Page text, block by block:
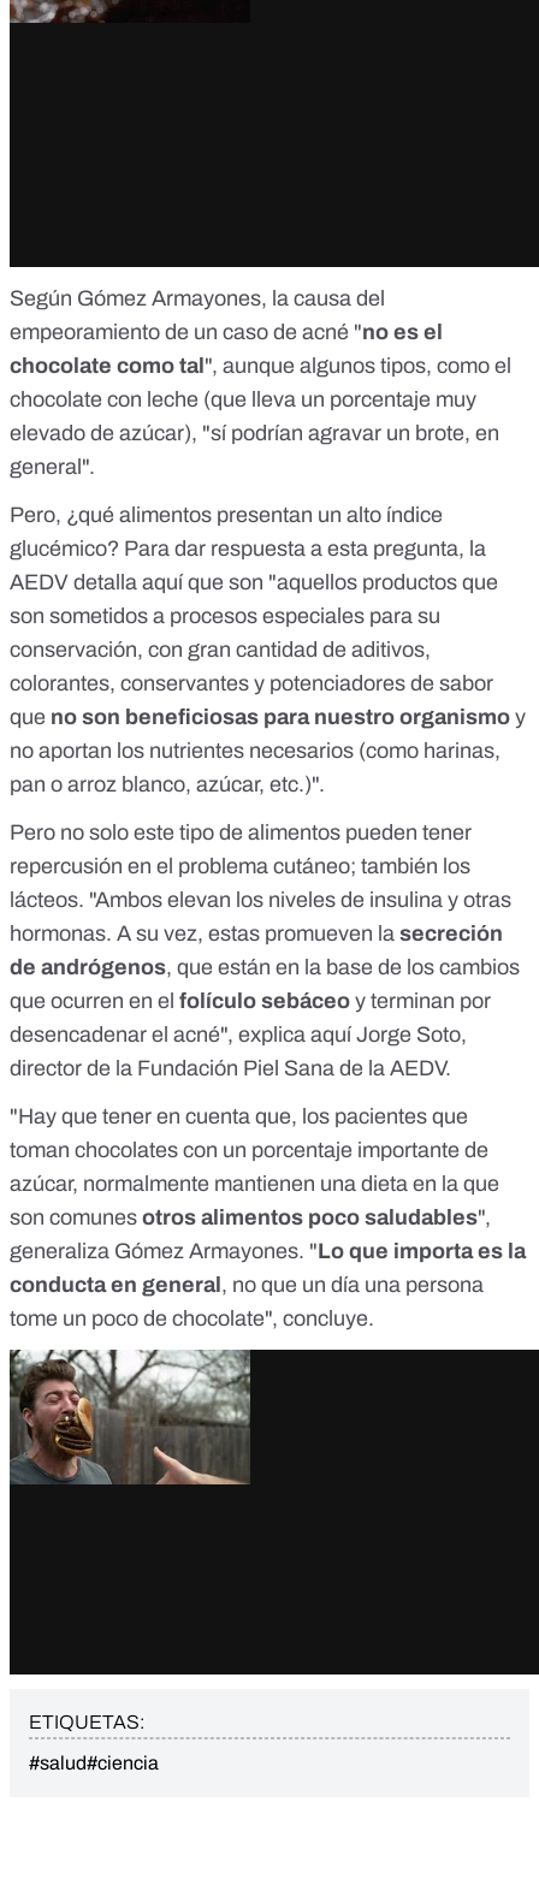
Según Gómez Armayones, la causa del
empeoramiento de un caso de acné "no es el
chocolate como tal ", aunque algunos tipos, como el
chocolate con leche (que lleva un porcentaje muy
elevado de azúcar), "sí podrían agravar un brote, en
general".
Pero, ¿qué alimentos presentan un alto índice
glucémico? Para dar respuesta a esta pregunta, la
AEDV detalla aquíque son "aquellos productos que
son sometidos a procesos especiales para su
conservación, con gran cantidad de aditivos,
colorantes, conservantes y potenciadores de sabor
que no son beneficiosas para nuestro organismo y
no aportan los nutrientes necesarios (como harinas,
pan o arroz blanco, azúcar, etc.)".
Pero no solo este tipo de alimentos pueden tener
repercusión en el problema cutáneo; también los
lácteos. "Ambos elevan los niveles de insulina y otras
hormonas. A su vez, estas promueven la secreción
de andrógenos, que están en la base de los cambios
que ocurren en el folículo sebáceo y terminan por
desencadenar el acné", explica aquíJorge Soto,
director de la Fundación Piel Sana de la AEDV.
"Hay que tener en cuenta que, los pacientes que
toman chocolates con un porcentaje importante de
azúcar, normalmente mantienen una dieta en la que
son comunes otros alimentos poco saludables",
generaliza Gómez Armayones. "Lo que importa es la
conducta en general , no que un día una persona
tome un poco de chocolate", concluye.
ETIQUETAS:
#salud#ciencia